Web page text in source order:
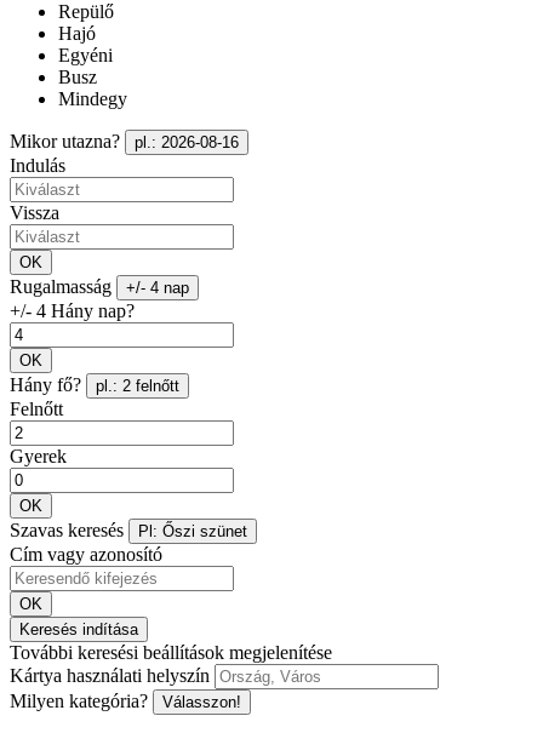
Repülő
Hajó
Egyéni
Busz
Mindegy
Mikor utazna? pl.: 2026-08-16
Indulás
Vissza
OK
Rugalmasság +/- 4 nap
+/- 4 Hány nap?
OK
Hány fő? pl.: 2 felnőtt
Felnőtt
Gyerek
OK
Szavas keresés Pl: Őszi szünet
Cím vagy azonosító
OK
Keresés indítása
További keresési beállítások megjelenítése
Kártya használati helyszín
Milyen kategória?
Válasszon!